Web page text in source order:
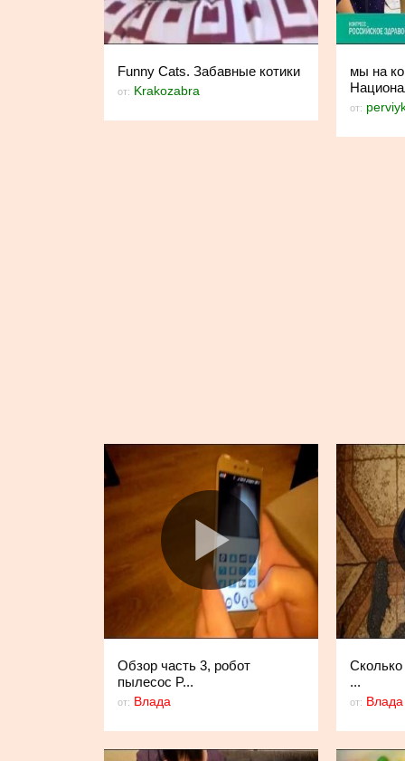
Funny Cats. Забавные котики
от: Krakozabra
мы на
от:
Обзор часть 3, робот
пылесос P...
от: Влада
...
от: Влада